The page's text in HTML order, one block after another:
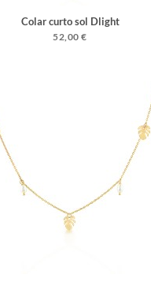
Colar curto sol Dlight
52,00 €